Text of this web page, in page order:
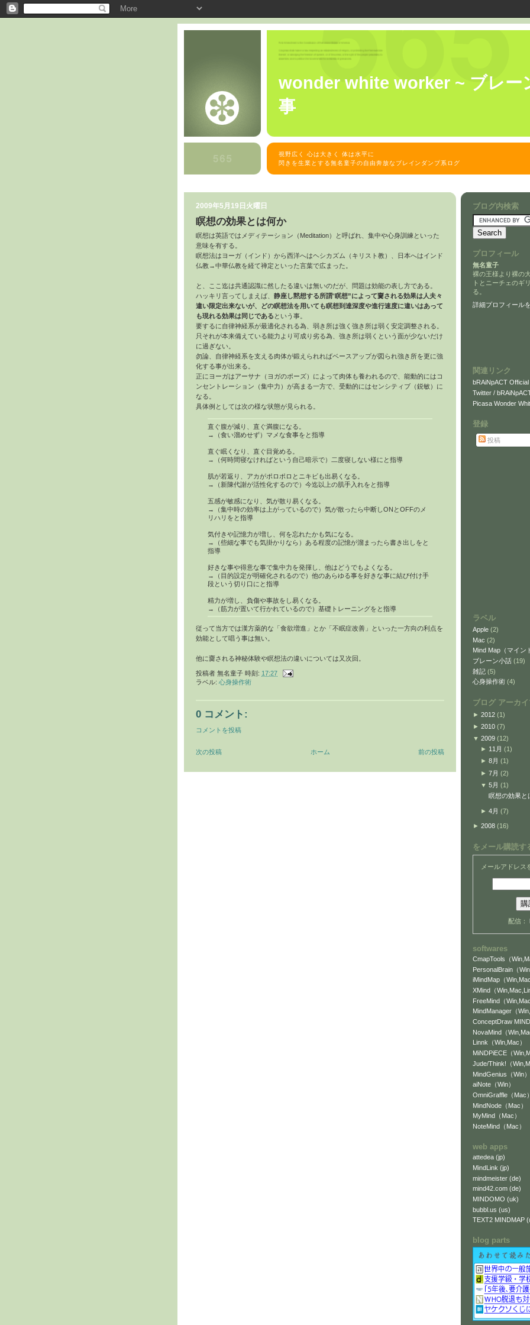
wonder white worker ~ ブレー
事
視野広く 心は大きく 体は水平に
閃きを生業とする無名童子の自由奔放なブレインダンプ系ログ
2009年5月19日火曜日
瞑想の効果とは何か
瞑想は英語ではメディテーション（Meditation）と呼ばれ、集中や心身訓練といった
意味を有する。
瞑想法はヨーガ（インド）から西洋へはヘシカズム（キリスト教）、日本へはインド
仏教→中華仏教を経て禅定といった言葉で広まった。
と、ここ迄は共通認識に然したる違いは無いのだが、問題は効能の表し方である。
ハッキリ言ってしまえば、 静座し黙想する所謂“瞑想”によって齎される効果は人夫々
違い限定出来ないが、どの瞑想法を用いても瞑想到達深度や進行速度に違いはあって
も現れる効果は同じである という事。
要するに自律神経系が最適化される為、弱き所は強く強き所は弱く安定調整される。
只それが本来備えている能力より可成り劣る為、強き所は弱くという面が少ないだけ
に過ぎない。
勿論、自律神経系を支える肉体が鍛えられればベースアップが図られ強き所を更に強
化する事が出来る。
正にヨーガはアーサナ（ヨガのポーズ）によって肉体も養われるので、能動的にはコ
ンセントレーション（集中力）が高まる一方で、受動的にはセンシティブ（鋭敏）に
なる。
具体例としては次の様な状態が見られる。
直ぐ腹が減り、直ぐ満腹になる。
→（食い溜めせず）マメな食事をと指導
直ぐ眠くなり、直ぐ目覚める。
→（何時間寝なければという自己暗示で）二度寝しない様にと指導
肌が若返り、アカがポロポロとニキビも出易くなる。
→（新陳代謝が活性化するので）今迄以上の肌手入れをと指導
五感が敏感になり、気が散り易くなる。
→（集中時の効率は上がっているので）気が散ったら中断しONとOFFのメ
リハリをと指導
気付きや記憶力が増し、何を忘れたかも気になる。
→（些細な事でも気掛かりなら）ある程度の記憶が溜まったら書き出しをと
指導
好きな事や得意な事で集中力を発揮し、他はどうでもよくなる。
→（目的設定が明確化されるので）他のあらゆる事を好きな事に結び付け手
段という切り口にと指導
精力が増し、負傷や事故をし易くなる。
→（筋力が置いて行かれているので）基礎トレーニングをと指導
従って当方では漢方薬的な「食欲増進」とか「不眠症改善」といった一方向の利点を
効能として唱う事は無い。
他に齎される神秘体験や瞑想法の違いについては又次回。
投稿者 無名童子 時刻: 17:27
ラベル: 心身操作術
0 コメント:
コメントを投稿
次の投稿 前の投稿
ホーム
ブログ内検索
プロフィール
無名童子
裸の王様より裸の
トとニーチェのギ
る。
詳細プロフィール
関連リンク
bRAiNpACT Official
Twitter /
Picasa Wonder
登録
投稿
ラベル
Apple (2)
Mac (2)
Mind Map（マイン
ブレーン小話 (19)
雑記 (5)
心身操作術 (4)
ブログ アーカ
► 2012 (1)
► 2010 (7)
▼ 2009 (12)
► 11月 (1)
► 8月 (1)
► 7月 (2)
▼ 5月 (1)
瞑想の効果と
► 4月 (7)
► 2008 (16)
をメール購読す
メールアドレス
配信：
softwares
CmapTools（
PersonalBrain（
iMindMap（
XMind（
FreeMind（
MindManager（
ConceptDraw
NovaMind（
Linnk（Win,Mac）
MiNDPiECE（
Jude/Think!（
MindGenius（Win）
aiNote（Win）
OmniGraffle（Mac）
MindNode（Mac）
MyMind（Mac）
NoteMind（Mac）
web apps
attedea (jp)
MindLink (jp)
mindmeister (de)
mind42.com (de)
MINDOMO (uk)
bubbl.us (us)
TEXT2 MINDMAP
blog parts